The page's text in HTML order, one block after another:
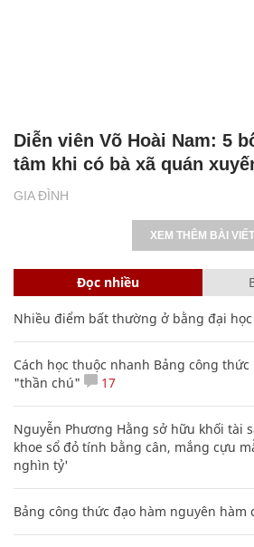
GIA ĐÌNH
Diễn viên Võ Hoài Nam: 5
tâm khi có bà xã quán
XEM THÊM BÀI VIẾT
Đọc nhiều
Nhiều điểm bất thường ở bằng đại học
Cách học thuộc nhanh Bảng công
"thần chú"
17
Nguyễn Phương Hằng sở hữu khối tài
khoe sổ đỏ tính bằng cân, mắng cựu
nghìn tỷ'
Bảng công thức đạo hàm nguyên hàm